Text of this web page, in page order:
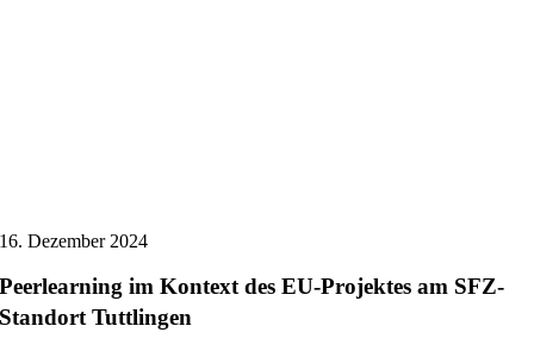
16. Dezember 2024
Peerlearning im Kontext des EU-Projektes am SFZ-
Standort Tuttlingen